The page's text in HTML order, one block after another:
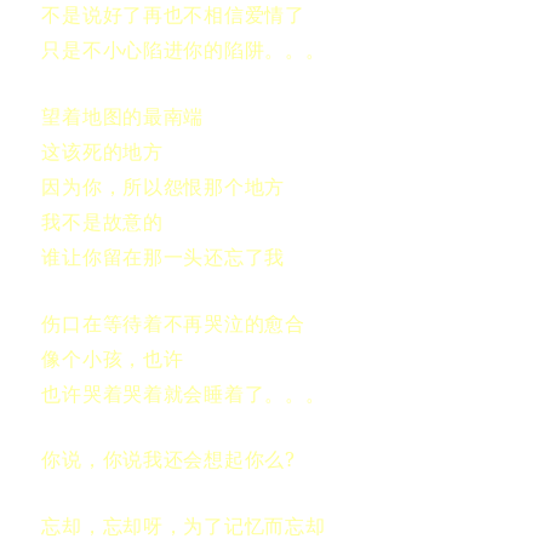
不是说好了再也不相信爱情了
只是不小心陷进你的陷阱。。。
望着地图的最南端
这该死的地方
因为你，所以怨恨那个地方
我不是故意的
谁让你留在那一头还忘了我
伤口在等待着不再哭泣的愈合
像个小孩，也许
也许哭着哭着就会睡着了。。。
你说，你说我还会想起你么?
忘却，忘却呀，为了记忆而忘却